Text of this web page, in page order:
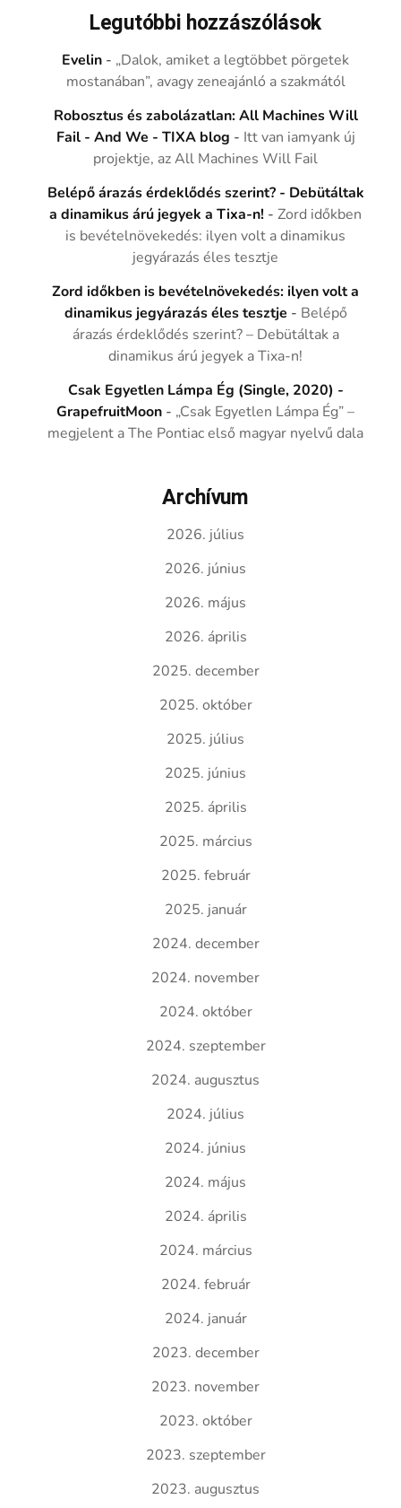
Legutóbbi hozzászólások
Evelin - „Dalok, amiket a legtöbbet pörgetek
mostanában”, avagy zeneajánló a szakmától
Robosztus és zabolázatlan: All Machines Will
Fail - And We - TIXA blog - Itt van iamyank új
projektje, az All Machines Will Fail
Belépő árazás érdeklődés szerint? - Debütáltak
a dinamikus árú jegyek a Tixa-n! -Zord időkben
is bevételnövekedés: ilyen volt a dinamikus
jegyárazás éles tesztje
Zord időkben is bevételnövekedés: ilyen volt a
dinamikus jegyárazás éles tesztje - Belépő
árazás érdeklődés szerint? – Debütáltak a
dinamikus árú jegyek a Tixa-n!
Csak Egyetlen Lámpa Ég (Single, 2020) -
GrapefruitMoon - „Csak Egyetlen Lámpa Ég” –
megjelent a The Pontiac első magyar nyelvű dala
Archívum
2026. július
2026. június
2026. május
2026. április
2025. december
2025. október
2025. július
2025. június
2025. április
2025. március
2025. február
2025. január
2024. december
2024. november
2024. október
2024. szeptember
2024. augusztus
2024. július
2024. június
2024. május
2024. április
2024. március
2024. február
2024. január
2023. december
2023. november
2023. október
2023. szeptember
2023. augusztus